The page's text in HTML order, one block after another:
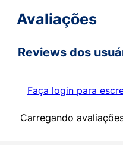
Avaliações
Reviews dos
Faça login para
Carregando